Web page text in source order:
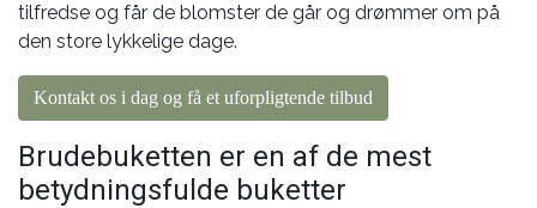
tilfredse og får de blomster de går og drømmer om på
den store lykkelige dage.
Kontakt os i dag og få et uforpligtende tilbud
Brudebuketten er en af de mest
betydningsfulde buketter